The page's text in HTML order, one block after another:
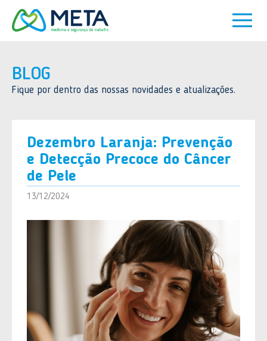
BLOG
Fique por dentro das nossas novidades e atualizações.
Dezembro Laranja: Prevenção
e Detecção Precoce do Câncer
de Pele
13/12/2024